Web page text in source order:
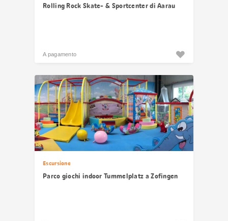
Rolling Rock Skate- & Sportcenter di Aarau
A pagamento
Escursione
Parco giochi indoor Tummelplatz a Zofingen